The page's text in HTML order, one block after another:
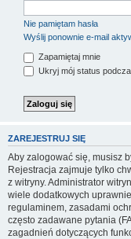
Nie pamiętam hasła
Wyślij ponownie e-mail
Zapamiętaj mnie
Ukryj mój status
ZAREJESTRUJ SIĘ
Aby zalogować się, musisz
Rejestracja zajmuje tylko
z witryny. Administrator
wiele dodatkowych
regulaminem, zasadami
często zadawane pytania
zagadnień dotyczących